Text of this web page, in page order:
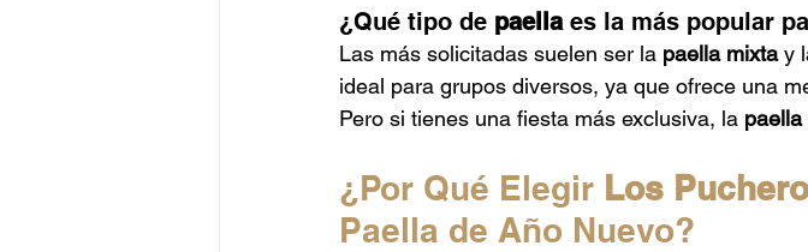
¿Qué tipo de paella es la más popular
Las más solicitadas suelen ser la paella mixta y
ideal para grupos diversos, ya que ofrece una
Pero si tienes una fiesta más exclusiva, la
¿Por Qué Elegir Los
Paella de Año Nuevo?